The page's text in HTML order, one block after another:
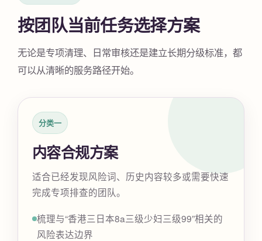
按团队当前任务选择方案
无论是专项清理、日常审核还是建立长期分级标准，都
可以从清晰的服务路径开始。
分类一
内容合规方案
适合已经发现风险词、历史内容较多或需要快速
完成专项排查的团队。
梳理与“香港三日本8a三级少妇三级99”相关的
风险表达边界